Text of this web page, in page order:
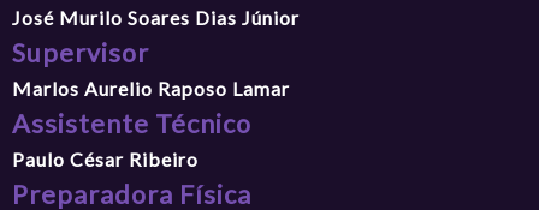
José Murilo Soares Dias Júnior
Supervisor
Marlos Aurelio Raposo Lamar
Assistente Técnico
Paulo César Ribeiro
Preparadora Física